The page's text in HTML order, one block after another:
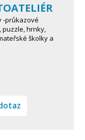
-průkazové
puzzle, hrnky,
školky a